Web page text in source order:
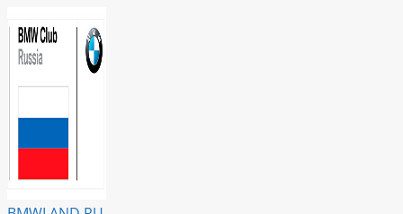
к
содержимому